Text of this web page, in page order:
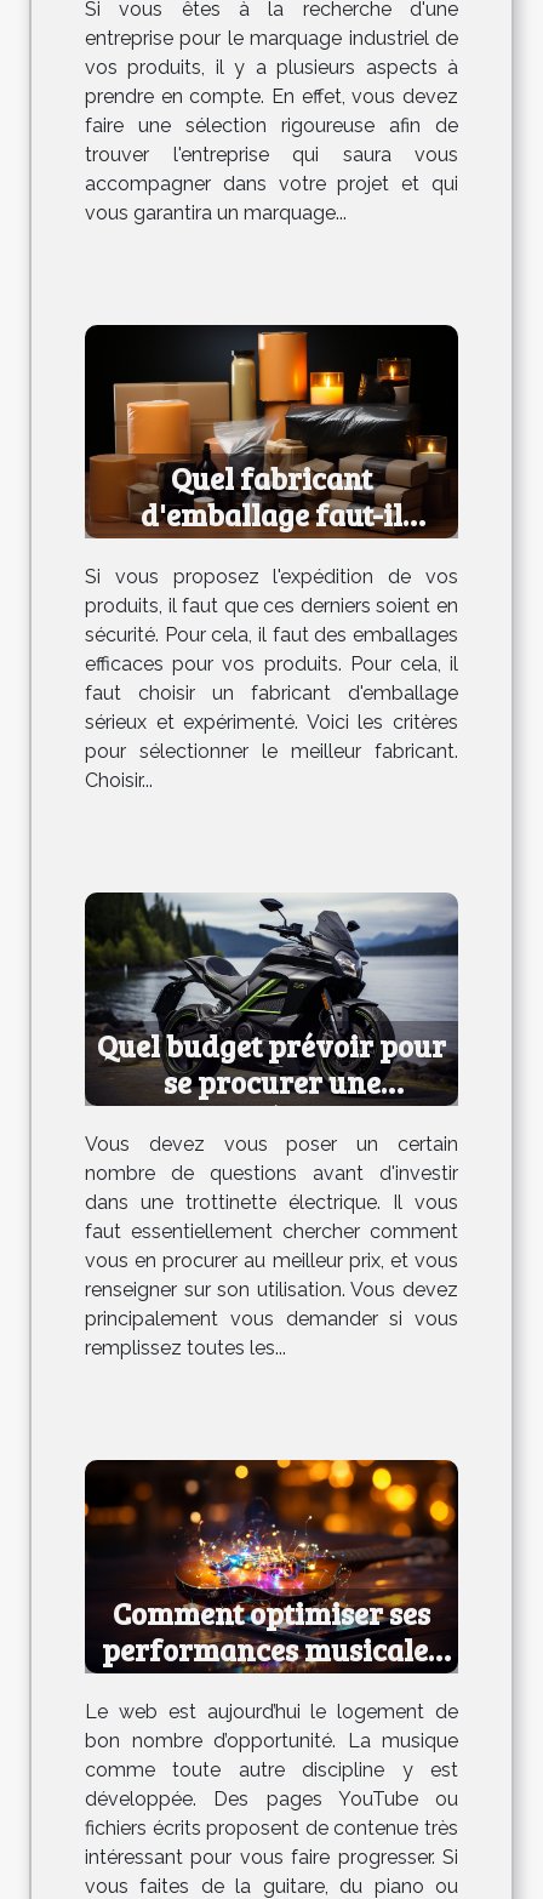
Si vous êtes à la recherche d'une
entreprise pour le marquage industriel de
vos produits, il y a plusieurs aspects à
prendre en compte. En effet, vous devez
faire une sélection rigoureuse afin de
trouver l'entreprise qui saura vous
accompagner dans votre projet et qui
vous garantira un marquage...
Quel fabricant
d'emballage faut-il
choisir ?
Si vous proposez l'expédition de vos
produits, il faut que ces derniers soient en
sécurité. Pour cela, il faut des emballages
efficaces pour vos produits. Pour cela, il
faut choisir un fabricant d'emballage
sérieux et expérimenté. Voici les critères
pour sélectionner le meilleur fabricant.
Choisir...
Quel budget prévoir pour
se procurer une
trottinette électrique ?
Vous devez vous poser un certain
nombre de questions avant d'investir
dans une trottinette électrique. Il vous
faut essentiellement chercher comment
vous en procurer au meilleur prix, et vous
renseigner sur son utilisation. Vous devez
principalement vous demander si vous
remplissez toutes les...
Comment optimiser ses
performances musicales
en ligne ?
Le web est aujourd’hui le logement de
bon nombre d’opportunité. La musique
comme toute autre discipline y est
développée. Des pages YouTube ou
fichiers écrits proposent de contenue très
intéressant pour vous faire progresser. Si
vous faites de la guitare, du piano ou